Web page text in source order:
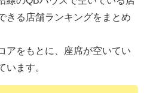
きる店舗ランキングをまとめ
アをもとに、座席が空いてい
います。